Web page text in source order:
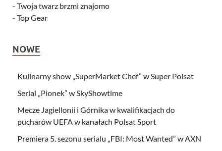
- Twoja twarz brzmi znajomo
- Top Gear
NOWE
Kulinarny show „SuperMarket Chef” w Super Polsat
Serial „Pionek” w SkyShowtime
Mecze Jagiellonii i Górnika w kwalifikacjach do
pucharów UEFA w kanałach Polsat Sport
Premiera 5. sezonu serialu „FBI: Most Wanted” w AXN